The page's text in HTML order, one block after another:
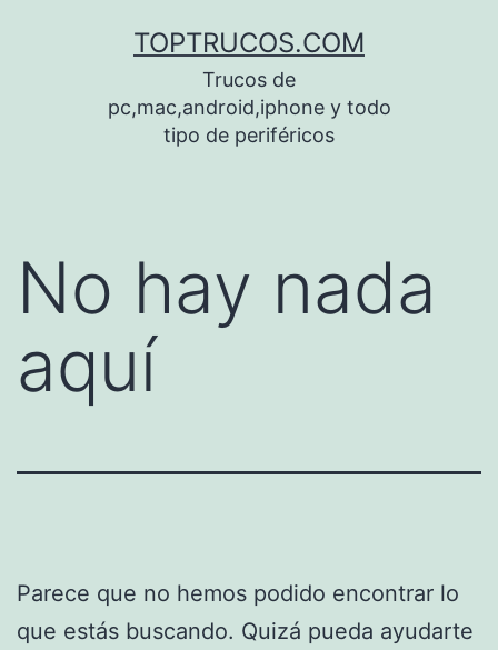
TOPTRUCOS.COM
Trucos de
pc,mac,android,iphone y todo
tipo de periféricos
No hay nada
aquí
Parece que no hemos podido encontrar lo
que estás buscando. Quizá pueda ayudarte